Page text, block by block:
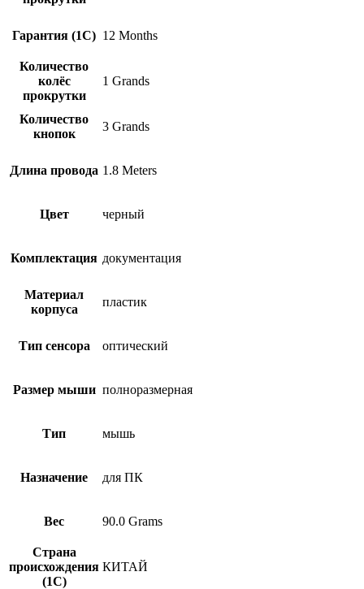
Гарантия (1С) 12 Months
Количество
колёс
прокрутки
1 Grands
Количество
кнопок
3 Grands
Длина провода 1.8 Meters
Цвет черный
Комплектация документация
Материал
корпуса
пластик
Тип сенсора оптический
Размер мыши полноразмерная
Тип мышь
Назначение для ПК
Вес 90.0 Grams
Страна
происхождения
(1С)
КИТАЙ